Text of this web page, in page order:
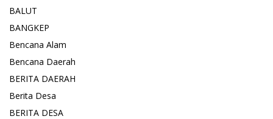
BALUT
BANGKEP
Bencana Alam
Bencana Daerah
BERITA DAERAH
Berita Desa
BERITA DESA